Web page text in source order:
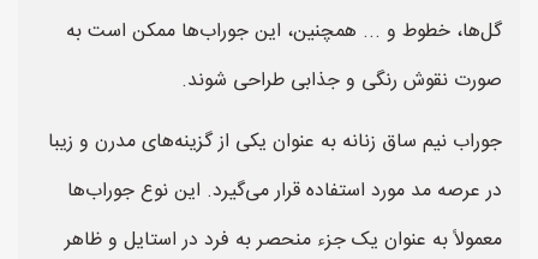
گل‌ها، خطوط و ... همچنین، این جوراب‌ها ممکن است به
صورت نقوش رنگی و جذابی طراحی شوند.
جوراب نیم ساق زنانه به عنوان یکی از گزینه‌های مدرن و زیبا
در عرصه مد مورد استفاده قرار می‌گیرد. این نوع جوراب‌ها
معمولاً به عنوان یک جزء منحصر به فرد در استایل و ظاهر